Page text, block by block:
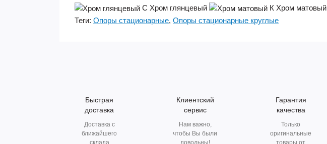
С Хром глянцевый К Хром матовый
Теги: Опоры стационарные, Опоры стационарные круглые
Быстрая
доставка
Доставка с
ближайшего
склада
Клиентский
сервис
Нам важно,
чтобы Вы были
довольны!
Гарантия
качества
Только
оригинальные
товары от